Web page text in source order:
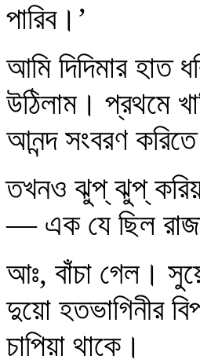
পারিব।’
আমি দিদিমার হাত
উঠিলাম। প্রথমে
আনন্দ সংবরণ
তখনও ঝুপ্ ঝুপ্ করিয়া
— এক যে ছিল
আঃ, বাঁচা গেল।
দুয়ো হতভাগিনীর
চাপিয়া থাকে।